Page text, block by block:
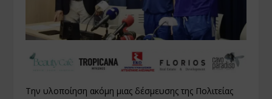
Την υλοποίηση ακόμη μιας δέσμευσης της Πολιτείας